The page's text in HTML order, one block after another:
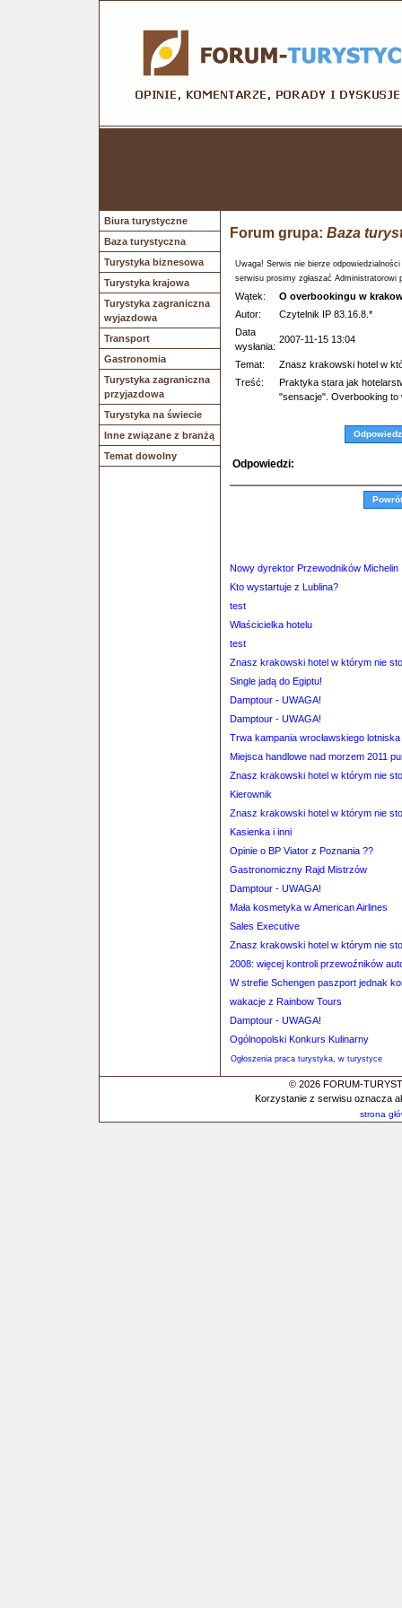
Biura turystyczne
Baza turystyczna
Turystyka biznesowa
Turystyka krajowa
Turystyka zagraniczna
wyjazdowa
Transport
Gastronomia
Turystyka zagraniczna
przyjazdowa
Turystyka na świecie
Inne związane z branżą
Temat dowolny
Forum grupa: Baza
Uwaga! Serwis nie bierze
serwisu prosimy zgłaszać Administratorowi
Wątek:
O overbookingu w
Autor:
Czytelnik IP 83.16.8.*
Data
wysłania:
2007-11-15 13:04
Temat:
Znasz krakowski hotel w
Treść:
Praktyka stara jak
"sensacje". Overbooking
Odpowiedz
Odpowiedzi:
Nowy dyrektor Przewodników Michelin
Kto wystartuje z Lublina?
test
Właścicielka hotelu
test
Znasz krakowski hotel w którym nie
Single jadą do Egiptu!
Damptour - UWAGA!
Damptour - UWAGA!
Trwa kampania wrocławskiego lotniska
Miejsca handlowe nad morzem 2011
Znasz krakowski hotel w którym nie
Kierownik
Znasz krakowski hotel w którym nie
Kasienka i inni
Opinie o BP Viator z Poznania ??
Gastronomiczny Rajd Mistrzów
Damptour - UWAGA!
Mała kosmetyka w American Airlines
Sales Executive
Znasz krakowski hotel w którym nie
2008: więcej kontroli przewoźników
W strefie Schengen paszport jednak
wakacje z Rainbow Tours
Damptour - UWAGA!
Ogólnopolski Konkurs Kulinarny
Ogłoszenia praca turystyka, w turystyce
© 2026 FORUM-
Korzystanie z serwisu oznacza
strona